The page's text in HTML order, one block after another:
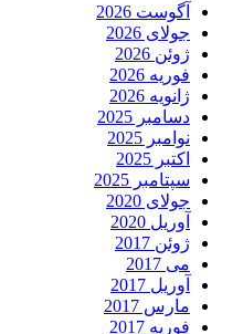
آگوست 2026
جولای 2026
ژوئن 2026
فوریه 2026
ژانویه 2026
دسامبر 2025
نوامبر 2025
اکتبر 2025
سپتامبر 2025
جولای 2020
آوریل 2020
ژوئن 2017
می 2017
آوریل 2017
مارس 2017
فوریه 2017